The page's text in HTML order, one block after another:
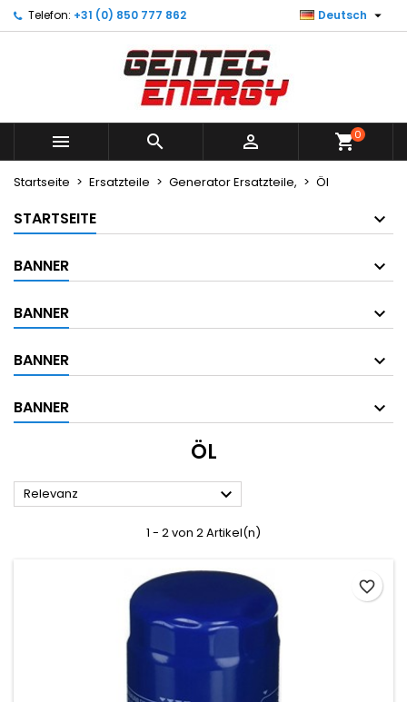
Telefon: +31 (0) 850 777 862 Deutsch 
   shopping_cart0
Startseite Ersatzteile Generator Ersatzteile, Öl
STARTSEITE
BANNER
BANNER
BANNER
BANNER
ÖL
Relevanz 
1 - 2 von 2 Artikel(n)
favorite_border
Meine Wunschlisten ×
Neue Liste anlegen
((modalTitle)) ×
((confirmMessage))
((cancelText)) ((modalDeleteText))
Wunschliste erstellen ×
Name der Wunschliste
Abbrechen Wunschliste erstellen
Anmelden ×
Sie müssen angemeldet sein, um Artikel Ihrer
Wunschliste hinzufügen zu können.
Anmelden